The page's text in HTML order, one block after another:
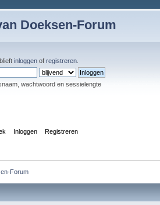
Doeksen-Forum
inloggen of registreren
wachtwoord en sessielengte
Inloggen Registreren
Forum